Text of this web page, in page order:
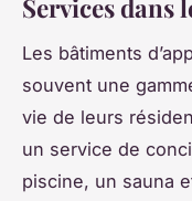
Services dans
Les bâtiments
souvent une
vie de leurs
un service de
piscine, un sauna